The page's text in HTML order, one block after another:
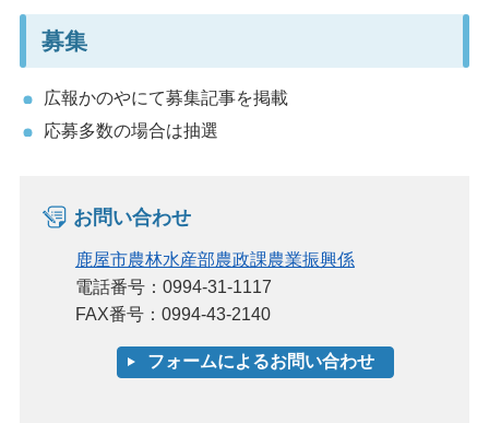
募集
広報かのやにて募集記事を掲載
応募多数の場合は抽選
お問い合わせ
鹿屋市農林水産部農政課農業振興係
電話番号：0994-31-1117
FAX番号：0994-43-2140